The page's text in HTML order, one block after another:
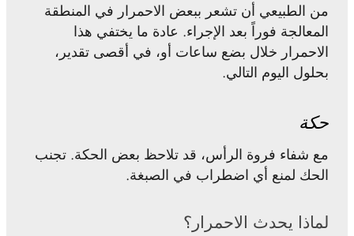
من الطبيعي أن تشعر ببعض الاحمرار في المنطقة
المعالجة فوراً بعد الإجراء. عادة ما يختفي هذا
الاحمرار خلال بضع ساعات أو، في أقصى تقدير،
بحلول اليوم التالي.
حكة
مع شفاء فروة الرأس، قد تلاحظ بعض الحكة. تجنب
الحك لمنع أي اضطراب في الصبغة.
لماذا يحدث الاحمرار؟